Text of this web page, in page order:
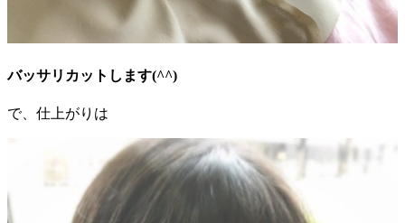
バッサリカットします(^^)
で、仕上がりは